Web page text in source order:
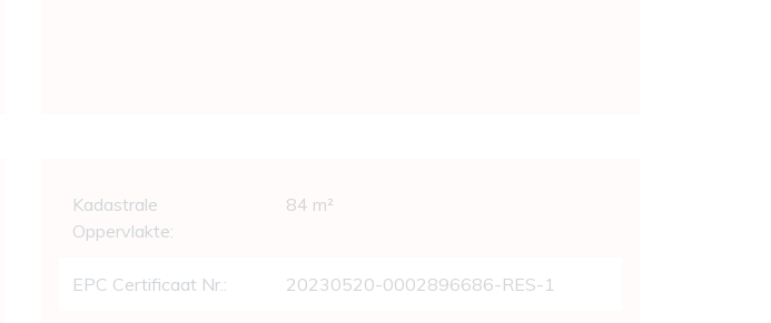
Wettelijke gegevens
Kadastrale
Oppervlakte:
84 m²
EPC Certificaat Nr.: 20230520-0002896686-RES-1